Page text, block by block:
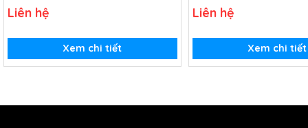
thế kỉ XIX (USB Video)
Liên hệ
Xem chi tiết
Á từ thế kỉ XVI đến thế
Liên hệ
Xem chi tiết